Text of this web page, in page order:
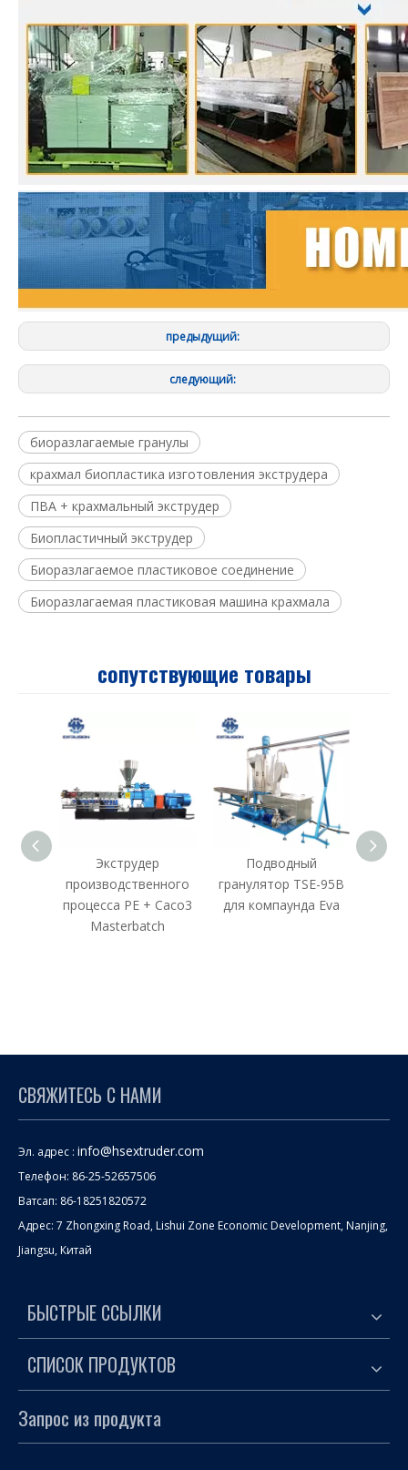
предыдущий:
следующий:
биоразлагаемые гранулы
крахмал биопластика изготовления экструдера
ПВА + крахмальный экструдер
Биопластичный экструдер
Биоразлагаемое пластиковое соединение
Биоразлагаемая пластиковая машина крахмала
сопутствующие товары
Экструдер
производственного
процесса PE + Caco3
Masterbatch
Подводный
гранулятор TSE-95B
для компаунда Eva
СВЯЖИТЕСЬ С НАМИ
Эл. адрес : info@hsextruder.com
Телефон: 86-25-52657506
Ватсап: 86-18251820572
Адрес: 7 Zhongxing Road, Lishui Zone Economic Development, Nanjing,
Jiangsu, Китай
БЫСТРЫЕ ССЫЛКИ
СПИСОК ПРОДУКТОВ
Запрос из продукта